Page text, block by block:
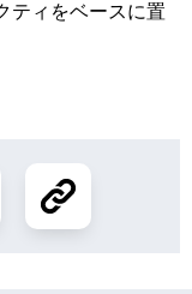
ティをベースに置